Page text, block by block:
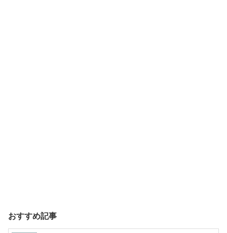
おすすめ記事